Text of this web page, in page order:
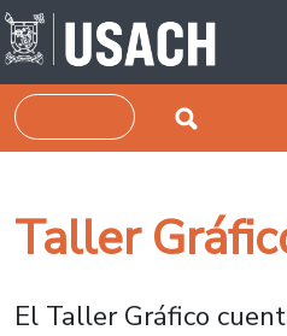
Skip to main content
Search
Taller
El Taller Gráfico